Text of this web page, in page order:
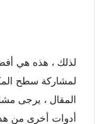
لمشاركة سطح
المقال ، يرجى
أدوات أخرى من